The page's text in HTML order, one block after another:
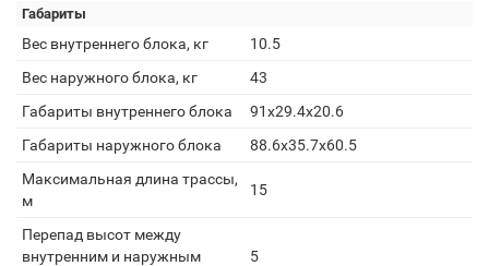
Габариты
Вес внутреннего блока, кг
10.5
Вес наружного блока, кг
43
Габариты внутреннего блока
91x29.4x20.6
Габариты наружного блока
88.6x35.7x60.5
Максимальная длина трассы,
м
15
Перепад высот между
внутренним и наружным
5